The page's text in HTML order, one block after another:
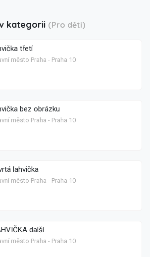
kategorii (Pro děti)
třetí
město Praha - Praha 10
bez obrázku
město Praha - Praha 10
lahvička
město Praha - Praha 10
další
město Praha - Praha 10